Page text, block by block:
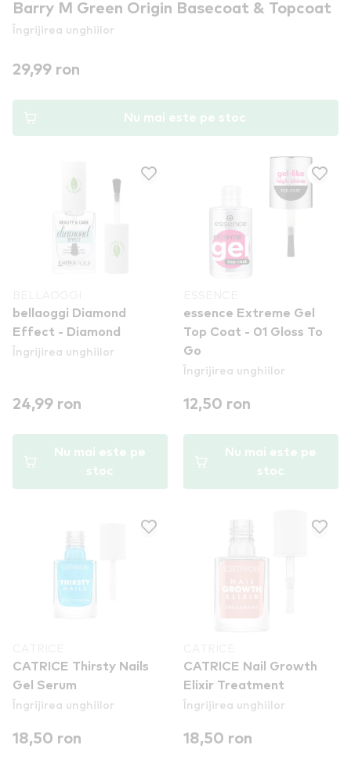
Barry M Green Origin Basecoat & Topcoat
Îngrijirea unghiilor
29,99 ron
Nu mai este pe stoc
bellaoggi Diamond
Effect - Diamond
Îngrijirea unghiilor
24,99 ron
Nu mai este pe
stoc
essence Extreme Gel
Top Coat - 01 Gloss To
Go
Îngrijirea unghiilor
12,50 ron
Nu mai este pe
stoc
CATRICE Thirsty Nails
Gel Serum
Îngrijirea unghiilor
18,50 ron
CATRICE Nail Growth
Elixir Treatment
Îngrijirea unghiilor
18,50 ron